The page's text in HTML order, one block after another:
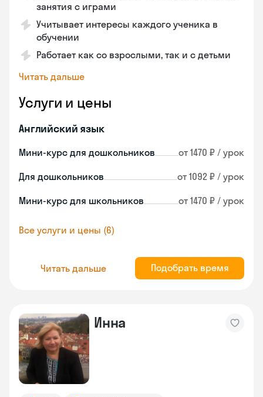
занятия с играми
Учитывает интересы каждого ученика в
обучении
Работает как со взрослыми, так и с детьми
Читать дальше
Услуги и цены
Английский язык
Мини-курс для дошкольников от 1470 ₽ / урок
Для дошкольников от 1092 ₽ / урок
Мини-курс для школьников от 1470 ₽ / урок
Все услуги и цены (6)
Читать дальше Подобрать время
Инна